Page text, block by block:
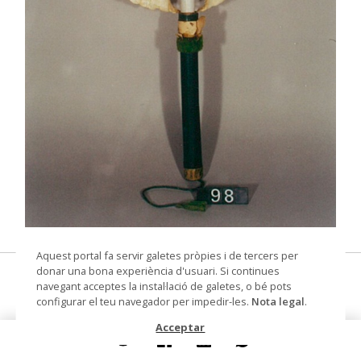
© Arxiu Fotogràfic del Consorci del Patrimoni de
Sitges
pai-pai
Datació Segle XIX
Aquest portal fa servir galetes pròpies i de tercers per
donar una bona experiència d'usuari. Si continues
navegant acceptes la instal·lació de galetes, o bé pots
configurar el teu navegador per impedir-les. Nota legal.
Acceptar